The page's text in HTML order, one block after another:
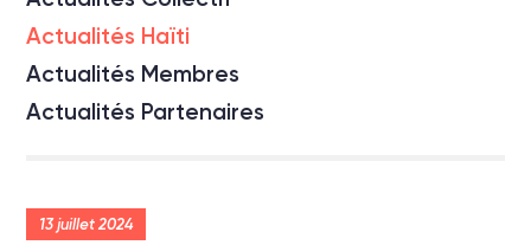
Actualités Haïti
Actualités Membres
Actualités Partenaires
13 juillet 2024